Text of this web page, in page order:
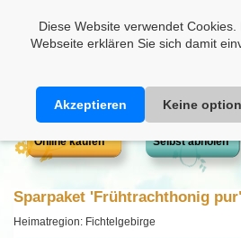
Diese Website verwendet
Webseite erklären Sie sich damit
Akzeptieren
Keine
Online kaufen Selbst abholen
Sparpaket 'Frühtrachthonig
Heimatregion: Fichtelgebirge